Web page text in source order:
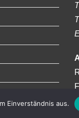
Einverständnis aus.